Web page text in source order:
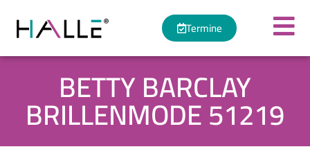
Termine
BETTY BARCLAY
BRILLENMODE 51219